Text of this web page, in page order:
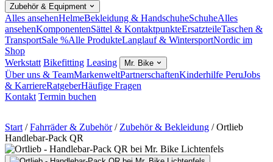
Zubehör & Equipment
Alles ansehenHelmeBekleidung & HandschuheSchuheAlles
ansehenKomponentenSättel & KontaktpunkteErsatzteileTaschen &
TransportSale %Alle ProdukteLanglauf & WintersportNordic im
Shop
Werkstatt Bikefitting Leasing Mr. Bike
Über uns & TeamMarkenweltPartnerschaftenKinderhilfe PeruJobs
& KarriereRatgeberHäufige Fragen
Kontakt Termin buchen
Start / Fahrräder & Zubehör / Zubehör & Bekleidung /Ortlieb
Handlebar-Pack QR